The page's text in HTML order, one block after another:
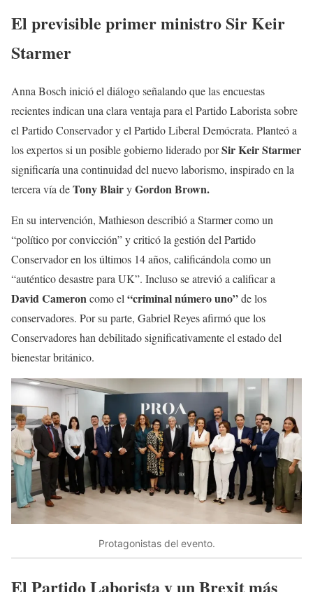
El previsible primer ministro Sir Keir
Starmer
Anna Bosch inició el diálogo señalando que las encuestas
recientes indican una clara ventaja para el Partido Laborista sobre
el Partido Conservador y el Partido Liberal Demócrata. Planteó a
los expertos si un posible gobierno liderado porSir Keir Starmer
significaría una continuidad del nuevo laborismo, inspirado en la
tercera vía deTony BlairyGordon Brown.
En su intervención, Mathieson describió a Starmer como un
“político por convicción” y criticó la gestión del Partido
Conservador en los últimos 14 años, calificándola como un
“auténtico desastre para UK”. Incluso se atrevió a calificar a
David Cameroncomo el “criminal número uno”de los
conservadores. Por su parte, Gabriel Reyes afirmó que los
Conservadores han debilitado significativamente el estado del
bienestar británico.
Protagonistas del evento.
El Partido Laborista y un Brexit más